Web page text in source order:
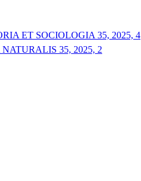
ET SOCIOLOGIA 35, 2025, 4
35, 2025, 2